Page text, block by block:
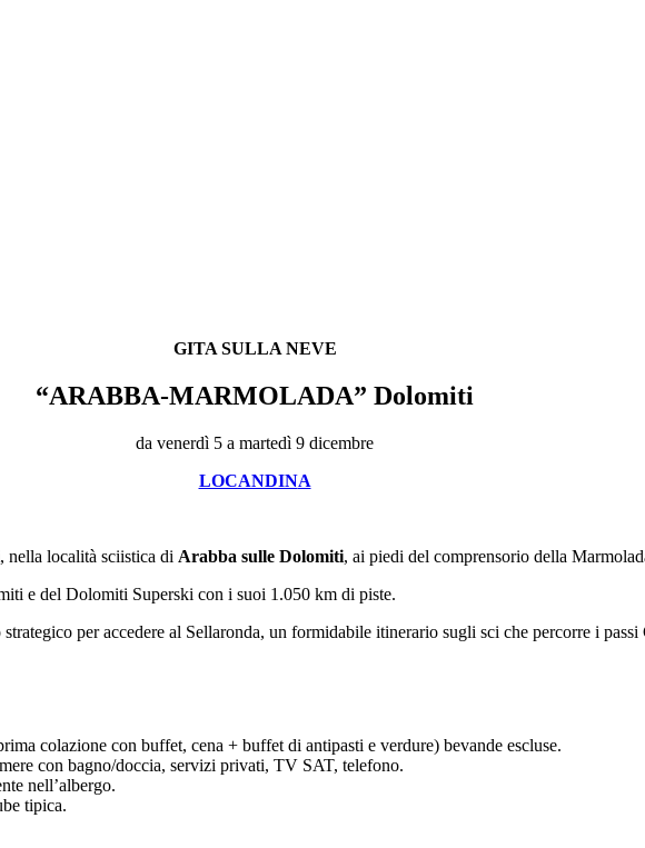
GITA SULLA NEVE
“ARABBA-MARMOLADA” Dolomiti
da venerdì 5 a martedì 9 dicembre
LOCANDINA
, nella località sciistica di Arabba sulle Dolomiti, ai piedi del comprensorio della
e del Dolomiti Superski con i suoi 1.050 km di piste.
per accedere al Sellaronda, un formidabile itinerario sugli sci che percorre i
colazione con buffet, cena + buffet di antipasti e verdure) bevande escluse.
con bagno/doccia, servizi privati, TV SAT, telefono.
nell’albergo.
tipica.